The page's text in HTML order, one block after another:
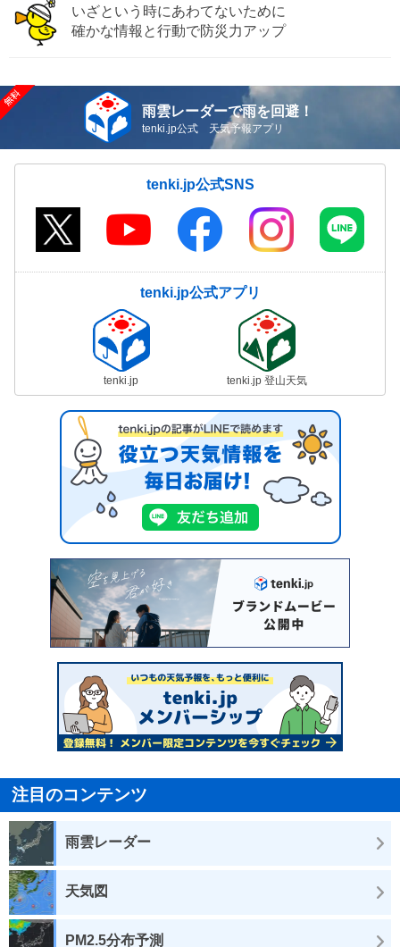
いざという時にあわてないために
確かな情報と行動で防災力アップ
雨雲レーダーで雨を回避！
tenki.jp公式 天気予報アプリ
tenki.jp公式SNS
tenki.jp公式アプリ
tenki.jp tenki.jp 登山天気
注目のコンテンツ
雨雲レーダー
天気図
PM2.5分布予測